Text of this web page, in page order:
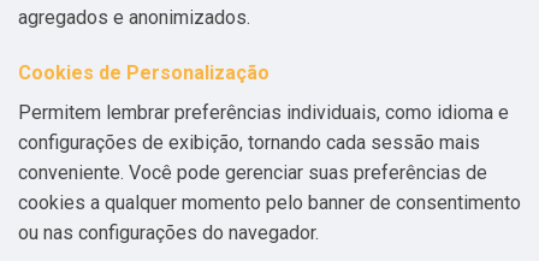
agregados e anonimizados.
Cookies de Personalização
Permitem lembrar preferências individuais, como idioma e
configurações de exibição, tornando cada sessão mais
conveniente. Você pode gerenciar suas preferências de
cookies a qualquer momento pelo banner de consentimento
ou nas configurações do navegador.